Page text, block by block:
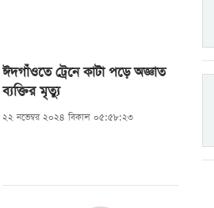
ঈদগাঁওতে ট্রেনে কাটা পড়ে অজ্ঞাত
ব্যক্তির মৃত্যু
২২ নভেম্বর ২০২৪ বিকাল ০৫:৫৮:২৩